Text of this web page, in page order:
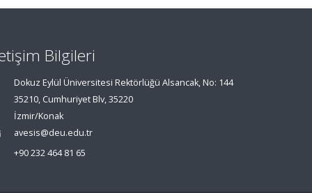
Bilgileri
Dokuz Eylül Üniversitesi Rektörlüğü Alsancak, No: 144
35210, Cumhuriyet Blv, 35220
İzmir/Konak
avesis@deu.edu.tr
+90 232 464 81 65